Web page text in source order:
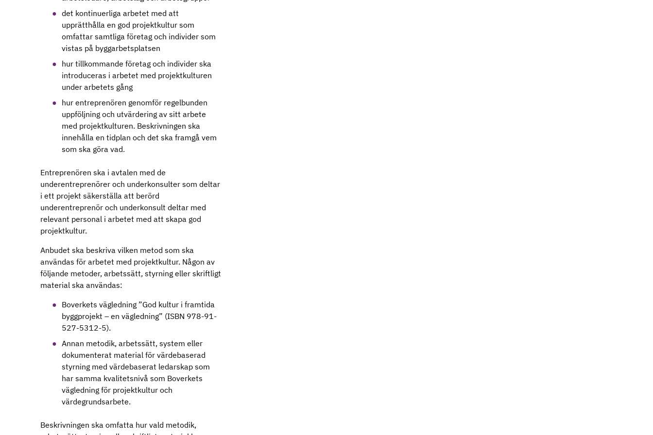
det kontinuerliga arbetet med att
upprätthålla en god projektkultur som
omfattar samtliga företag och individer som
vistas på byggarbetsplatsen
hur tillkommande företag och individer ska
introduceras i arbetet med projektkulturen
under arbetets gång
hur entreprenören genomför regelbunden
uppföljning och utvärdering av sitt arbete
med projektkulturen. Beskrivningen ska
innehålla en tidplan och det ska framgå vem
som ska göra vad.
Entreprenören ska i avtalen med de
underentreprenörer och underkonsulter som deltar
i ett projekt säkerställa att berörd
underentreprenör och underkonsult deltar med
relevant personal i arbetet med att skapa god
projektkultur.
Anbudet ska beskriva vilken metod som ska
användas för arbetet med projektkultur. Någon av
följande metoder, arbetssätt, styrning eller skriftligt
material ska användas:
Boverkets vägledning ”God kultur i framtida
byggprojekt – en vägledning” (ISBN 978-91-
527-5312-5).
Annan metodik, arbetssätt, system eller
dokumenterat material för värdebaserad
styrning med värdebaserat ledarskap som
har samma kvalitetsnivå som Boverkets
vägledning för projektkultur och
värdegrundsarbete.
Beskrivningen ska omfatta hur vald metodik,